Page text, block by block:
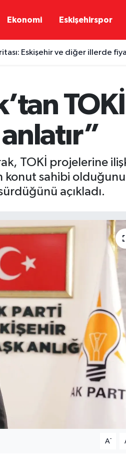
Ekonomi Eskişehirspor
Eskişehir ve diğer illerde
TOKİ
TOKİ projelerine
konut sahibi
açıkladı.
A-